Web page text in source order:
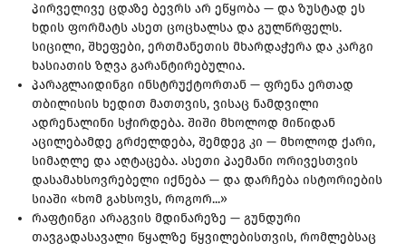
პირველივე ცდაზე ბევრს არ ეწყობა — და ზუსტად ეს
ხდის ფორმატს ასეთ ცოცხალსა და გულწრფელს.
სიცილი, შხეფები, ერთმანეთის მხარდაჭერა და კარგი
ხასიათის ზღვა გარანტირებულია.
პარაგლაიდინგი ინსტრუქტორთან — ფრენა ერთად
თბილისის ხედით მათთვის, ვისაც ნამდვილი
ადრენალინი სჭირდება. შიში მხოლოდ მიწიდან
აცილებამდე გრძელდება, შემდეგ კი — მხოლოდ ქარი,
სიმაღლე და აღტაცება. ასეთი პაემანი ორივესთვის
დასამახსოვრებელი იქნება — და დარჩება ისტორიების
სიაში «ხომ გახსოვს, როგორ...»
რაფტინგი არაგვის მდინარეზე — გუნდური
თავგადასავალი წყალზე წყვილებისთვის, რომლებსაც